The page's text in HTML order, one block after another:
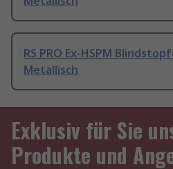
RS PRO Ex-HSPM
Metallisch
Exklusiv für Sie
Produkte und